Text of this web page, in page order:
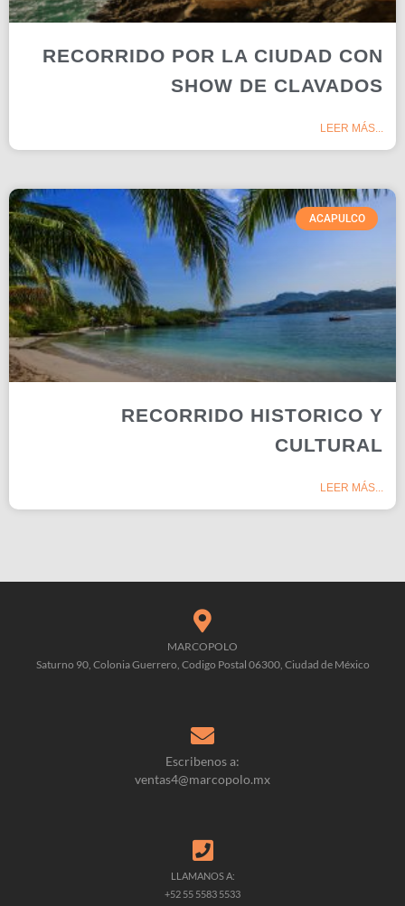
RECORRIDO POR LA CIUDAD CON
SHOW DE CLAVADOS
LEER MÁS...
ACAPULCO
RECORRIDO HISTORICO Y
CULTURAL
LEER MÁS...
MARCOPOLO
Saturno 90, Colonia Guerrero, Codigo Postal 06300, Ciudad de México
Escribenos a:
ventas4@marcopolo.mx
LLAMANOS A:
+52 55 5583 5533